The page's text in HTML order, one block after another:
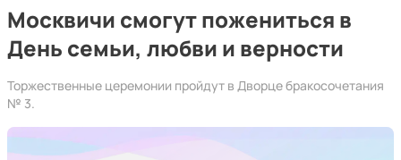
Москвичи смогут пожениться в
День семьи, любви и верности
Торжественные церемонии пройдут в Дворце бракосочетания
№ 3.